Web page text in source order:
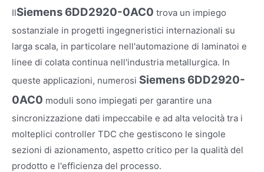
IlSiemens 6DD2920-0AC0 trova un impiego
sostanziale in progetti ingegneristici internazionali su
larga scala, in particolare nell'automazione di laminatoi e
linee di colata continua nell'industria metallurgica. In
queste applicazioni, numerosi Siemens 6DD2920-
0AC0 moduli sono impiegati per garantire una
sincronizzazione dati impeccabile e ad alta velocità tra i
molteplici controller TDC che gestiscono le singole
sezioni di azionamento, aspetto critico per la qualità del
prodotto e l'efficienza del processo.